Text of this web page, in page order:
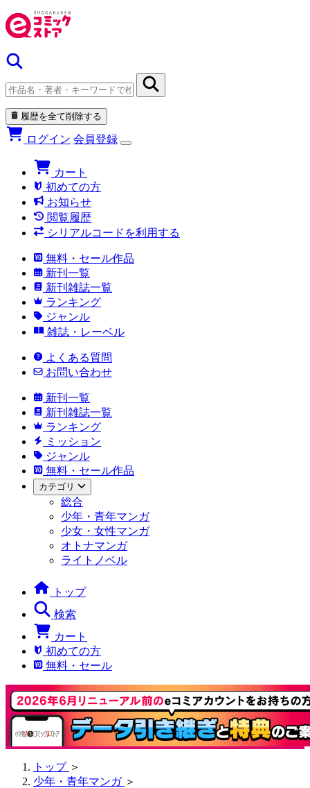
履歴を全て削除する
ログイン 会員登録
カート
初めての方
お知らせ
閲覧履歴
シリアルコードを利用する
無料・セール作品
新刊一覧
新刊雑誌一覧
ランキング
ジャンル
雑誌・レーベル
よくある質問
お問い合わせ
新刊一覧
新刊雑誌一覧
ランキング
ミッション
ジャンル
無料・セール作品
カテゴリ
総合
少年・青年マンガ
少女・女性マンガ
オトナマンガ
ライトノベル
トップ
検索
カート
初めての方
無料・セール
トップ ＞
少年・青年マンガ ＞